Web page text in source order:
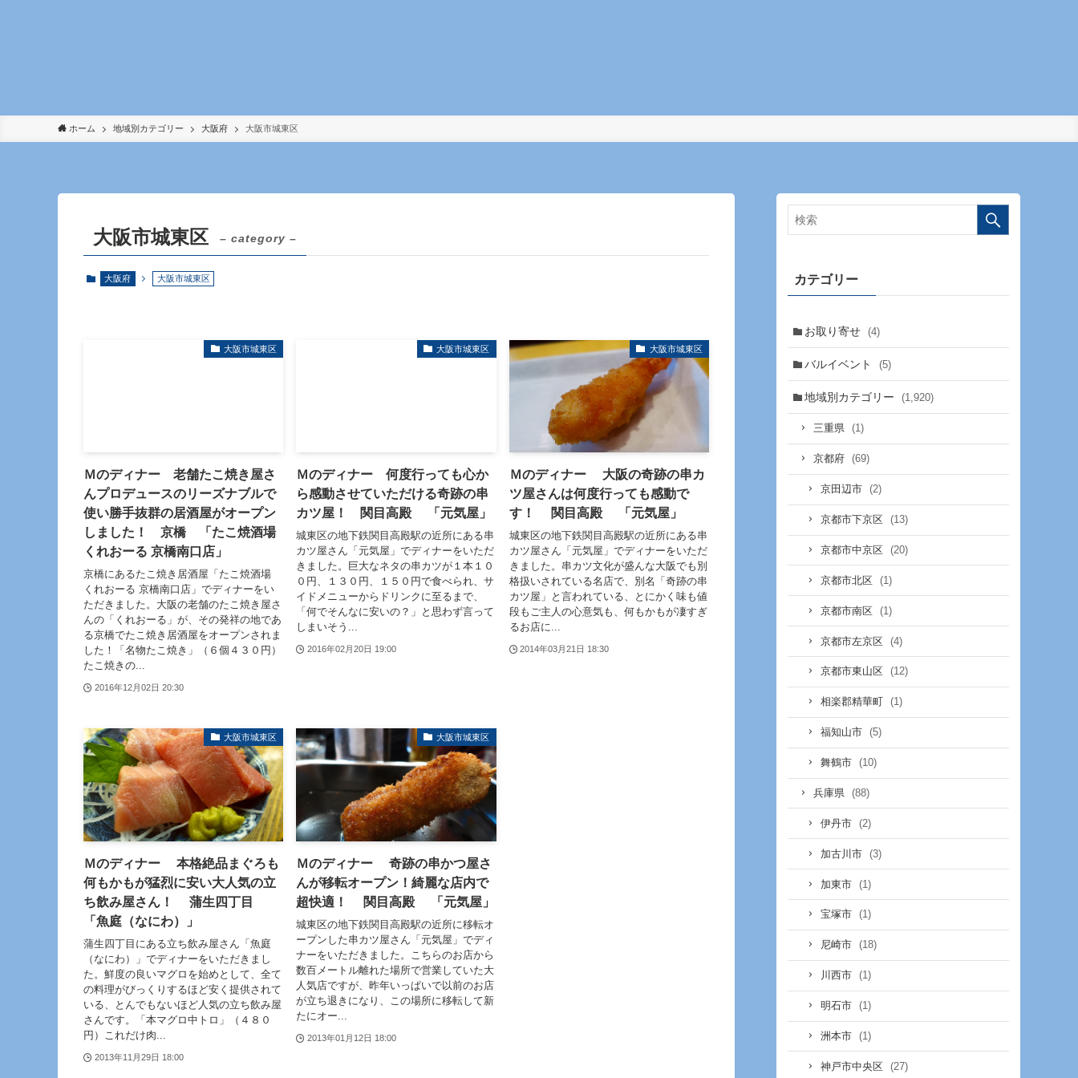
ホーム 地域別カテゴリー 大阪府 大阪市城東区
大阪市城東区 – category –
大阪府 大阪市城東区
大阪市城東区
Ｍのディナー 老舗たこ焼き屋さ
んプロデュースのリーズナブルで
使い勝手抜群の居酒屋がオープン
しました！ 京橋 「たこ焼酒場
くれおーる 京橋南口店」
京橋にあるたこ焼き居酒屋「たこ焼酒場
くれおーる 京橋南口店」でディナーをい
ただきました。大阪の老舗のたこ焼き屋さ
んの「くれおーる」が、その発祥の地であ
る京橋でたこ焼き居酒屋をオープンされま
した！「名物たこ焼き」（６個４３０円）
たこ焼きの...
2016年12月02日 20:30
大阪市城東区
Ｍのディナー 何度行っても心か
ら感動させていただける奇跡の串
カツ屋！ 関目高殿 「元気屋」
城東区の地下鉄関目高殿駅の近所にある串
カツ屋さん「元気屋」でディナーをいただ
きました。巨大なネタの串カツが１本１０
０円、１３０円、１５０円で食べられ、サ
イドメニューからドリンクに至るまで、
「何でそんなに安いの？」と思わず言って
しまいそう...
2016年02月20日 19:00
大阪市城東区
Ｍのディナー 大阪の奇跡の串カ
ツ屋さんは何度行っても感動で
す！ 関目高殿 「元気屋」
城東区の地下鉄関目高殿駅の近所にある串
カツ屋さん「元気屋」でディナーをいただ
きました。串カツ文化が盛んな大阪でも別
格扱いされている名店で、別名「奇跡の串
カツ屋」と言われている、とにかく味も値
段もご主人の心意気も、何もかもが凄すぎ
るお店に...
2014年03月21日 18:30
大阪市城東区
Ｍのディナー 本格絶品まぐろも
何もかもが猛烈に安い大人気の立
ち飲み屋さん！ 蒲生四丁目
「魚庭（なにわ）」
蒲生四丁目にある立ち飲み屋さん「魚庭
（なにわ）」でディナーをいただきまし
た。鮮度の良いマグロを始めとして、全て
の料理がびっくりするほど安く提供されて
いる、とんでもないほど人気の立ち飲み屋
さんです。「本マグロ中トロ」（４８０
円）これだけ肉...
2013年11月29日 18:00
大阪市城東区
Ｍのディナー 奇跡の串かつ屋さ
んが移転オープン！綺麗な店内で
超快適！ 関目高殿 「元気屋」
城東区の地下鉄関目高殿駅の近所に移転オ
ープンした串カツ屋さん「元気屋」でディ
ナーをいただきました。こちらのお店から
数百メートル離れた場所で営業していた大
人気店ですが、昨年いっぱいで以前のお店
が立ち退きになり、この場所に移転して新
たにオー...
2013年01月12日 18:00
カテゴリー
お取り寄せ (4)
バルイベント (5)
地域別カテゴリー (1,920)
三重県 (1)
京都府 (69)
京田辺市 (2)
京都市下京区 (13)
京都市中京区 (20)
京都市北区 (1)
京都市南区 (1)
京都市左京区 (4)
京都市東山区 (12)
相楽郡精華町 (1)
福知山市 (5)
舞鶴市 (10)
兵庫県 (88)
伊丹市 (2)
加古川市 (3)
加東市 (1)
宝塚市 (1)
尼崎市 (18)
川西市 (1)
明石市 (1)
洲本市 (1)
神戸市中央区 (27)